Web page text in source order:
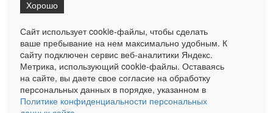
на Сетевое издание «ОрелТаймс» обязательна.
Ограниченная статистика посещаемости доступна на сайте
Liveinternet.ru . Подробная статистика для рекламодателей по запросу
у менеджера.
Реклама Документы О нас Контакты
Сайт использует cookie-файлы, чтобы сделать
ваше пребывание на нем максимально удобным. К
cайту подключен сервис веб-аналитики Яндекс.
Метрика, использующий cookie-файлы. Оставаясь
на сайте, вы даете свое согласие на обработку
персональных данных в порядке, указанном в
Политике конфиденциальности персональных
Хорошо